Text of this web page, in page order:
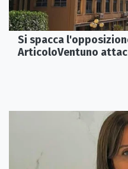
Si spacca
ArticoloVentuno